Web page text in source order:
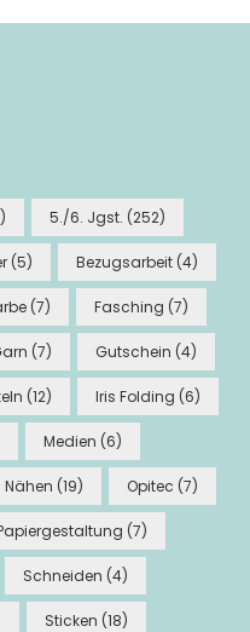
5./6. Jgst. (252)
(5) Bezugsarbeit (4)
(7) Fasching (7)
(7) Gutschein (4)
(12) Iris Folding (6)
Medien (6)
Nähen (19) Opitec (7)
(7)
Schneiden (4)
Sticken (18)